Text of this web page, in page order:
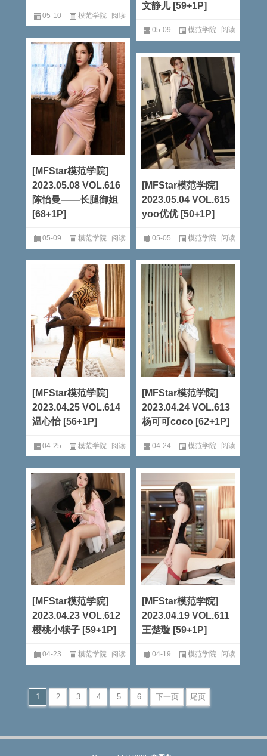
05-10 模范学院 阅读
全文
文静儿 [59+1P]
05-09 模范学院 阅读
全文
[MFStar模范学院]
2023.05.08 VOL.616
陈怡曼——长腿御姐
[68+1P]
05-09 模范学院 阅读
全文
[MFStar模范学院]
2023.05.04 VOL.615
yoo优优 [50+1P]
05-05 模范学院 阅读
全文
[MFStar模范学院]
2023.04.25 VOL.614
温心怡 [56+1P]
04-25 模范学院 阅读
全文
[MFStar模范学院]
2023.04.24 VOL.613
杨可可coco [62+1P]
04-24 模范学院 阅读
全文
[MFStar模范学院]
2023.04.23 VOL.612
樱桃小犊子 [59+1P]
04-23 模范学院 阅读
[MFStar模范学院]
2023.04.19 VOL.611
王楚璇 [59+1P]
04-19 模范学院 阅读
1 2 3 4 5 6 下一页 尾页